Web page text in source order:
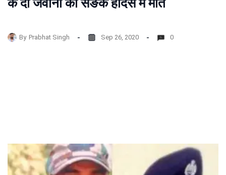
के दो जवानो की सङक हादसे मे मौत
By Prabhat Singh Sep 26, 2020 0